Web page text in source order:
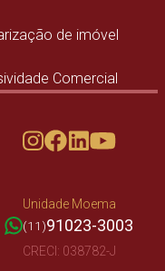
de imóvel
Comercial
Unidade Moema
(11)91023-3003
CRECI: 038782-J